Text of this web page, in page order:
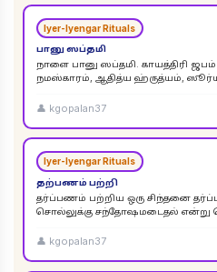
Iyer-Iyengar Rituals
பானு ஸப்தமி
நாளை பானு ஸப்தமி. காயத்திரி
நமஸ்காரம், ஆதித்ய ஹ்ருத்யம்,
👤 kgopalan37
Iyer-Iyengar Rituals
தற்பணம் பற்றி
தர்ப்பணம் பற்றிய ஒரு சிந்தனை
சொல்லுக்கு சந்தோஷமடைதல் என்று
கொள்ளலாம்...
👤 kgopalan37